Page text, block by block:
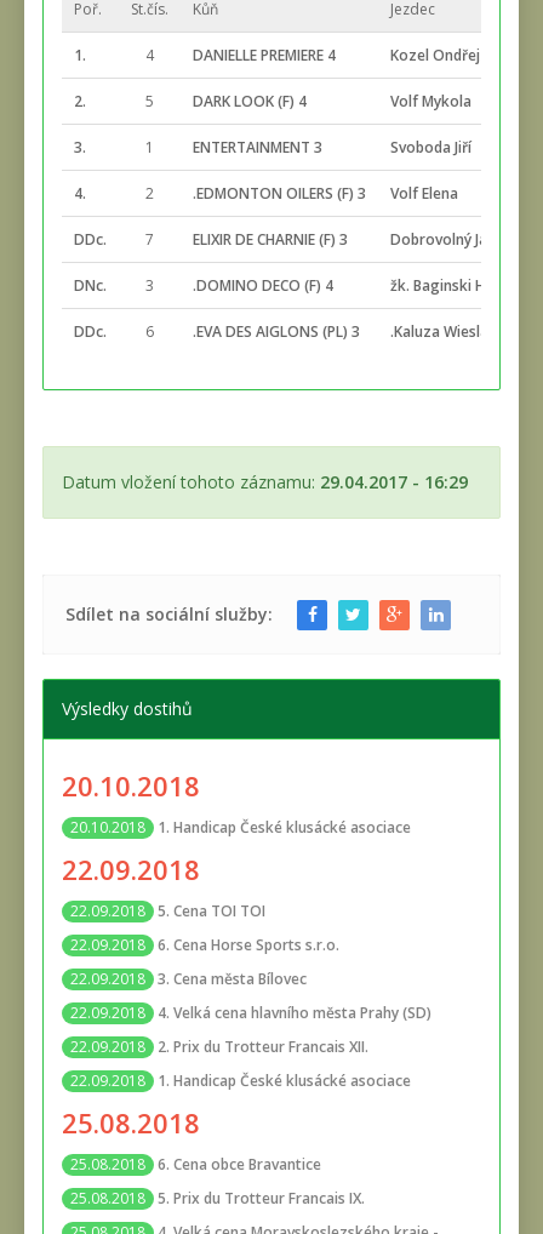
Poř. St.čís. Kůň Jezdec
1. 4 DANIELLE PREMIERE 4 Kozel Ondřej
2. 5 DARK LOOK (F) 4 Volf Mykola
3. 1 ENTERTAINMENT 3 Svoboda Jiří
4. 2 .EDMONTON OILERS (F) 3 Volf Elena
DDc. 7 ELIXIR DE CHARNIE (F) 3 Dobrovolný Jaroslav
DNc. 3 .DOMINO DECO (F) 4 žk. Baginski Hubert
DDc. 6 .EVA DES AIGLONS (PL) 3 .Kaluza Wieslaw
Datum vložení tohoto záznamu: 29.04.2017 - 16:29
Sdílet na sociální služby:
Výsledky dostihů
20.10.2018
20.10.2018 1. Handicap České klusácké asociace
22.09.2018
22.09.2018 5. Cena TOI TOI
22.09.2018 6. Cena Horse Sports s.r.o.
22.09.2018 3. Cena města Bílovec
22.09.2018
4. Velká cena hlavního města Prahy (SD)
22.09.2018
2. Prix du Trotteur Francais XII.
22.09.2018
1. Handicap České klusácké asociace
25.08.2018
25.08.2018 6. Cena obce Bravantice
25.08.2018 5. Prix du Trotteur Francais IX.